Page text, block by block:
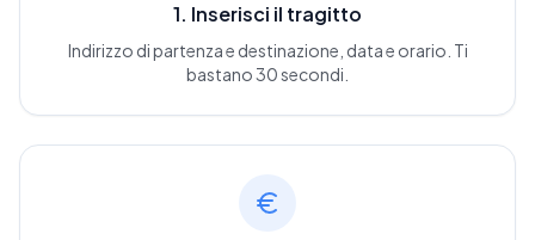
1. Inserisci il tragitto
Indirizzo di partenza e destinazione, data e orario. Ti
bastano 30 secondi.